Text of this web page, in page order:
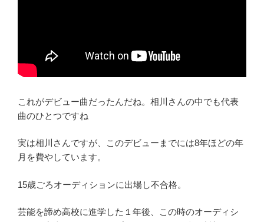
これがデビュー曲だったんだね。相川さんの中でも代表
曲のひとつですね
実は相川さんですが、このデビューまでには8年ほどの年
月を費やしています。
15歳ごろオーディションに出場し不合格。
芸能を諦め高校に進学した１年後、この時のオーディシ